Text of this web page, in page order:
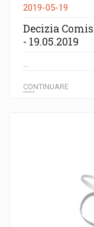
2019-05-19
Decizia
- 19.05.2019
...
CONTINUARE